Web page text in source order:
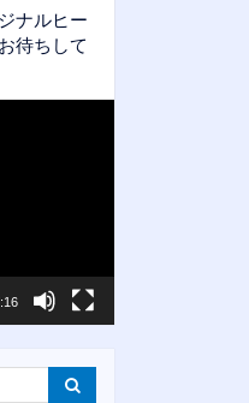
ナルヒー
待ちして